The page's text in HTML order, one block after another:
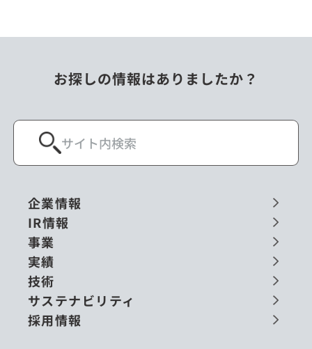
お探しの情報はありましたか？
企業情報
IR情報
事業
実績
技術
サステナビリティ
採用情報